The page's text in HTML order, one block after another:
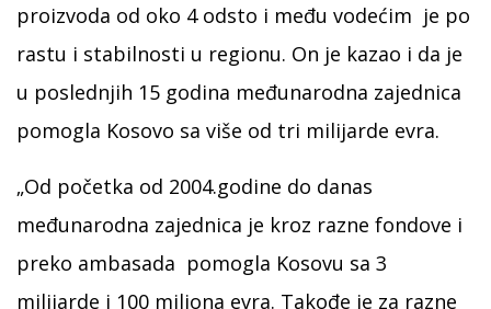
proizvoda od oko 4 odsto i među vodećim je po
rastu i stabilnosti u regionu. On je kazao i da je
u poslednjih 15 godina međunarodna zajednica
pomogla Kosovo sa više od tri milijarde evra.
„Od početka od 2004.godine do danas
međunarodna zajednica je kroz razne fondove i
preko ambasada pomogla Kosovu sa 3
milijarde i 100 miliona evra. Takođe je za razne